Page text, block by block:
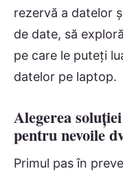
rezervă a datelor
de date, să
pe care le puteți
datelor pe laptop.
Alegerea
pentru nevoile
Primul pas în